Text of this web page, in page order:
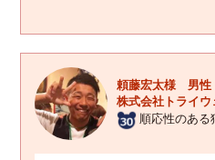
頼藤宏太様 男性
株式会社トライウ
順応性のある